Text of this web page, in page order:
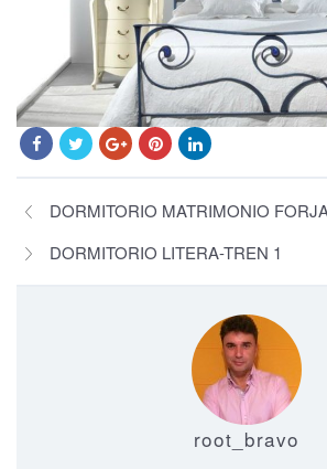
DORMITORIO MATRIMONIO
DORMITORIO LITERA-TREN 1
root_bravo